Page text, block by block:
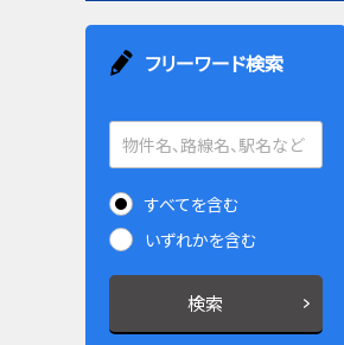
フリーワード検索
すべてを含む
いずれかを含む
検索